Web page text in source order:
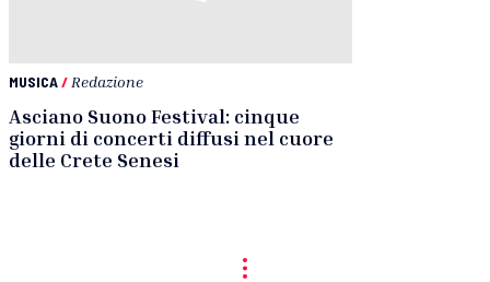
MUSICA/ Redazione
Asciano Suono Festival: cinque
giorni di concerti diffusi nel cuore
delle Crete Senesi